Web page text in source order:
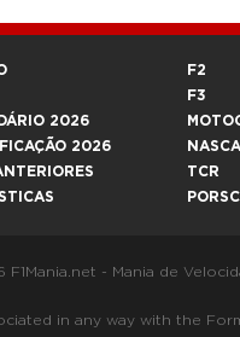
2026
2026
F2
F3
TCR
F1Mania.net - Mania de
in any way with the